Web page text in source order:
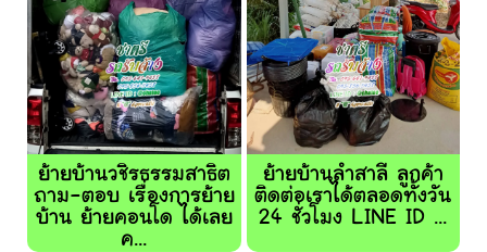
ย้ายบ้านวชิรธรรมสาธิต
ถาม-ตอบ เรื่องการย้าย
บ้าน ย้ายคอนโด ได้เลย
ค...
ย้ายบ้านลำสาลี ลูกค้า
ติดต่อเราได้ตลอดทั้งวัน
24 ชั่วโมง LINE ID ...